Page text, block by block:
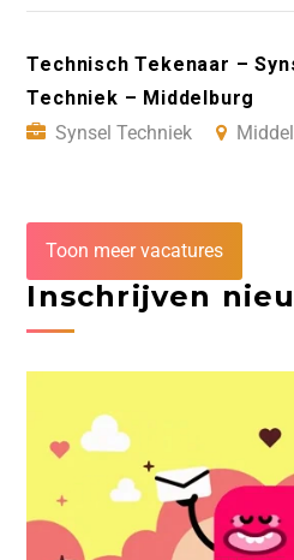
Technisch Tekenaar –
Techniek – Middelburg
Synsel Techniek
Toon meer vacatures
Inschrijven